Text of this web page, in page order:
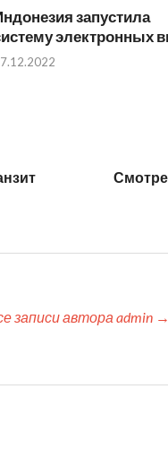
запустила
электронных
записи автора admin →